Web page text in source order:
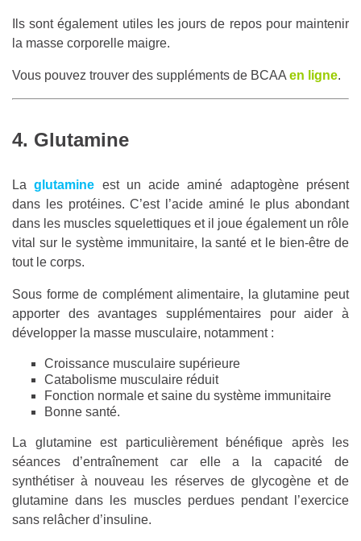
Ils sont également utiles les jours de repos pour maintenir
la masse corporelle maigre.
Vous pouvez trouver des suppléments de BCAA en ligne.
4. Glutamine
Laglutamine est un acide aminé adaptogène présent
dans les protéines. C’est l’acide aminé le plus abondant
dans les muscles squelettiques et il joue également un rôle
vital sur le système immunitaire, la santé et le bien-être de
tout le corps.
Sous forme de complément alimentaire, la glutamine peut
apporter des avantages supplémentaires pour aider à
développer la masse musculaire, notamment :
Croissance musculaire supérieure
Catabolisme musculaire réduit
Fonction normale et saine du système immunitaire
Bonne santé.
La glutamine est particulièrement bénéfique après les
séances d’entraînement car elle a la capacité de
synthétiser à nouveau les réserves de glycogène et de
glutamine dans les muscles perdues pendant l’exercice
sans relâcher d’insuline.